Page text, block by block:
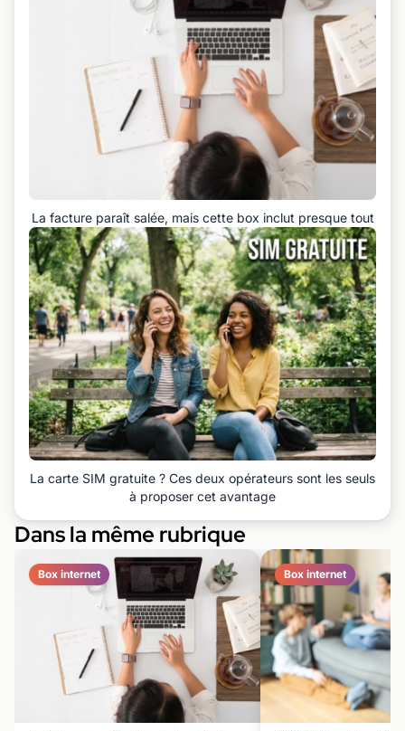
La facture paraît salée, mais cette box inclut presque tout
La carte SIM gratuite ? Ces deux opérateurs sont les seuls
à proposer cet avantage
Dans la même rubrique
Box internet Box internet